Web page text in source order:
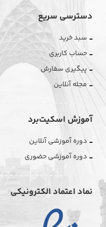
دسترسی سریع
سبد خرید
حساب کاربری
پیگیری سفارش
مجله آنلاین
آموزش اسکیت‌برد
دوره آموزشی آنلاین
دوره آموزشی حضوری
نماد اعتماد الکترونیکی